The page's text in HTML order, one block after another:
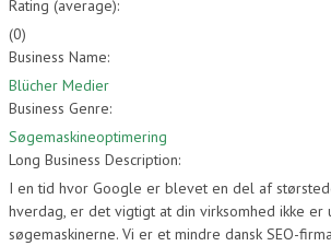
Rating (average):
(0)
Business Name:
Blücher Medier
Business Genre:
Søgemaskineoptimering
Long Business Description:
I en tid hvor Google er blevet en del af
hverdag, er det vigtigt at din virksomhed ikke er
søgemaskinerne. Vi er et mindre dansk SEO-